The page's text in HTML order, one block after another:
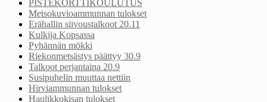
PISTEKORTTIKOULUTUS
Metsokuvioammunnan tulokset
Erähallin siivoustalkoot 20.11
Kulkija Kopsassa
Pyhännän mökki
Riekonmetsästys päättyy 30.9
Talkoot perjantaina 20.9
Susipuhelin muuttaa nettiin
Hirviammunnan tulokset
Haulikkokisan tulokset